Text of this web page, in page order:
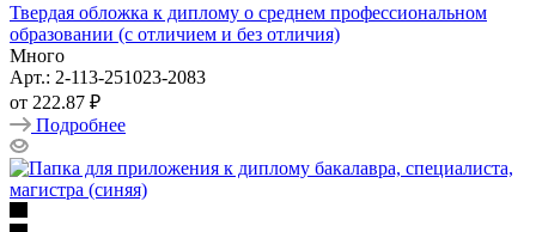
Твердая обложка к диплому о среднем профессиональном
образовании (с отличием и без отличия)
Много
Арт.: 2-113-251023-2083
от 222.87 ₽
Подробнее